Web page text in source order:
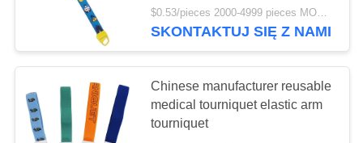
Apteczka
samochodowa
SKONTAKTUJ SIĘ Z NAMI
Chinese manufacturer reusable
medical tourniquet elastic arm
tourniquet